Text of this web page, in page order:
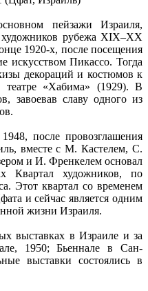
пейзажи Израиля,
художников рубежа XIX–ХХ
1920-х, после посещения
искусством Пикассо. Тогда
декораций и костюмов к
театре «Хабима» (1929). В
завоевав славу одного из
после провозглашения
вместе с М. Кастелем, С.
и И. Френкелем основал
Квартал художников, по
Этот квартал со временем
и сейчас является одним
жизни Израиля.
выставках в Израиле и за
1950; Бьеннале в Сан-
выставки состоялись в